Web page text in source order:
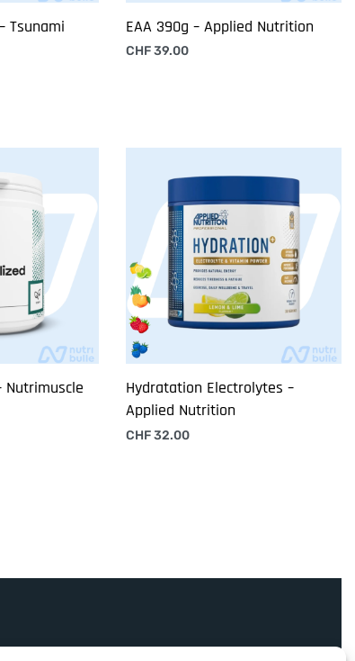
Tsunami
EAA 390g – Applied Nutrition
CHF39.00
Nutrimuscle
Hydratation Electrolytes –
Applied Nutrition
CHF32.00